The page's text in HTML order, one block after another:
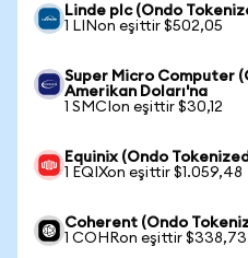
Linde plc (Ondo
1 LINon eşittir $502,05
Super Micro Computer
Amerikan Doları'na
1 SMCIon eşittir $30,12
Equinix (Ondo
1 EQIXon eşittir $1.059,48
Coherent (Ondo
1 COHRon eşittir $338,73